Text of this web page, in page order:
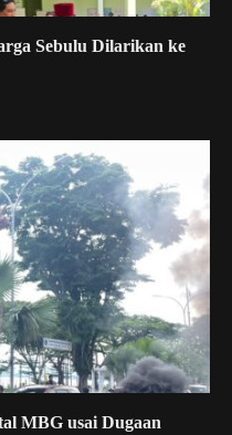
Sebulu Dilarikan ke
MBG usai Dugaan